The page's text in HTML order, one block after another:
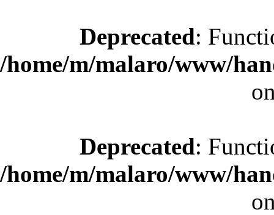
Deprecated:
/home/m/malaro/www/
Deprecated:
/home/m/malaro/www/